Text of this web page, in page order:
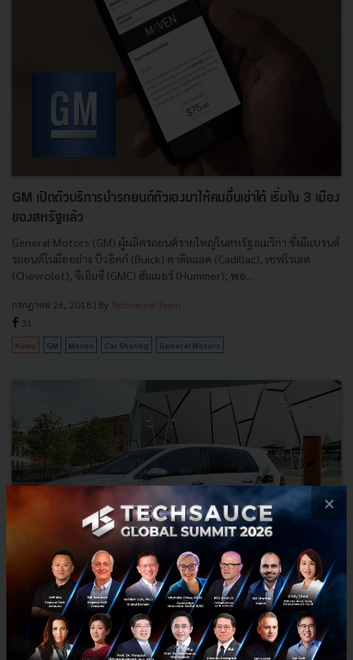
GM เปิดตัวบริการนำรถยนต์ตัวเองมาให้คนอื่นเช่าได้ เริ่มใน 3 เมือง
ของสหรัฐแล้ว
General Motors (GM) ผู้ผลิตรถยนต์รายใหญ่ในสหรัฐอเมริกา ซึ่งมีแบรนด์
รถยนต์ในมืออย่าง บิวอิคก์ (Buick) คาดิลแลค (Cadillac), เชฟโรเลต
(Chevrolet), จีเอ็มซี (GMC) ฮัมเมอร์ (Hummer), พอ...
กรกฎาคม 26, 2018 | By Techsauce Team
31
News GM Maven Car Sharing General Motors
Volkswagen เตรียมเปิดตัว WE บริการให้เช่ารถยนต์ไฟฟ้าใน
เยอรมนีช่วงปี 2019
ก่อนหน้านี้ โฟล์คสวาเกน (Volkswagen) ได้เริ่มเปิดตัวบริษัทลูกที่ชื่อ
ว่า MOIA ในปี 2016 เน้นให้ความสำคัญกับบริการเรียกรถผ่านแอป (Ride-
×